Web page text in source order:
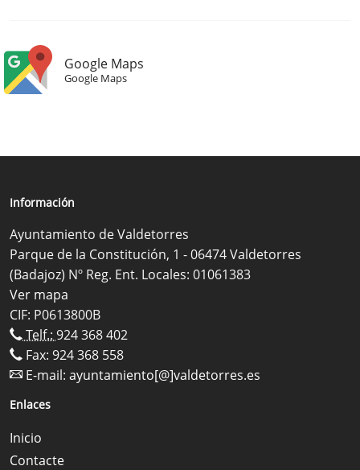
Google Maps
Google Maps
Información
Ayuntamiento de Valdetorres
Parque de la Constitución, 1 - 06474 Valdetorres
(Badajoz) Nº Reg. Ent. Locales: 01061383
Ver mapa
CIF: P0613800B
Telf.: 924 368 402
Fax: 924 368 558
E-mail: ayuntamiento[@]valdetorres.es
Enlaces
Inicio
Contacte